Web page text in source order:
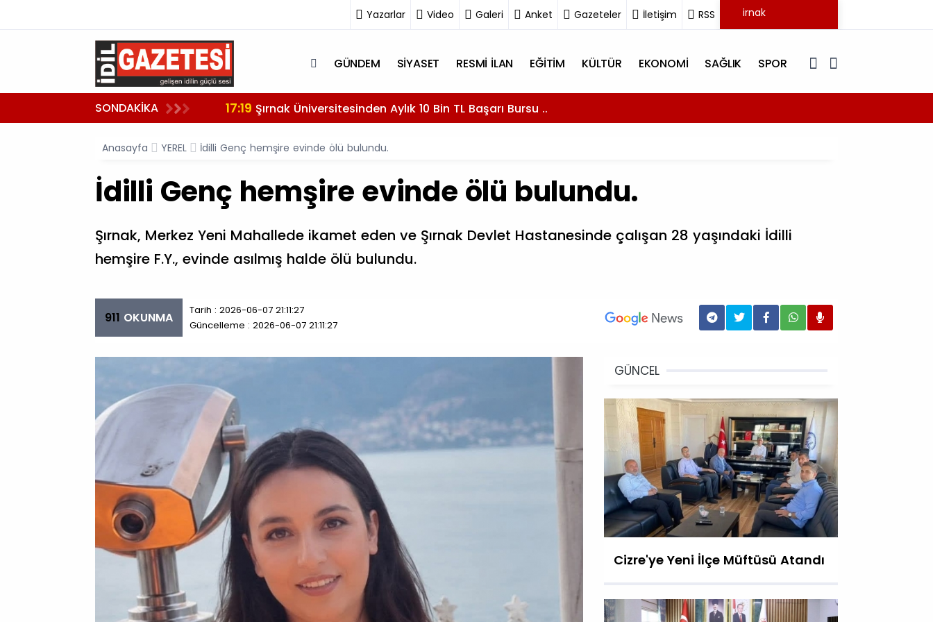
Yazarlar Video Galeri Anket Gazeteler İletişim RSS
GÜNDEM SİYASET RESMİ İLAN EĞİTİM KÜLTÜR EKONOMİ SAĞLIK SPOR
SONDAKİKA 17:19 Şırnak Üniversitesinden Aylık 10 Bin TL Başarı Bursu ..
Anasayfa YEREL İdilli Genç hemşire evinde ölü bulundu.
İdilli Genç hemşire evinde ölü bulundu.
Şırnak, Merkez Yeni Mahallede ikamet eden ve Şırnak Devlet Hastanesinde çalışan 28 yaşındaki İdilli
hemşire F.Y., evinde asılmış halde ölü bulundu.
911 OKUNMA
Tarih : 2026-06-07 21:11:27
Güncelleme : 2026-06-07 21:11:27
GÜNCEL
Cizre'ye Yeni İlçe Müftüsü Atandı